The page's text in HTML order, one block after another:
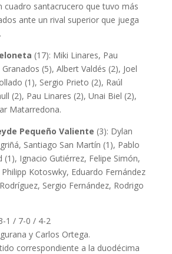
cuadro santacrucero que tuvo más
ante un rival superior que juega
(17): Miki Linares, Pau
(5), Albert Valdés (2), Joel
(1), Sergio Prieto (2), Raúl
(2), Pau Linares (2), Unai Biel (2),
Matarredona.
Pequeño Valiente (3): Dylan
Santiago San Martín (1), Pablo
(1), Ignacio Gutiérrez, Felipe Simón,
Kotoswky, Eduardo Fernández
Sergio Fernández, Rodrigo
1 / 7-0 / 4-2
y Carlos Ortega.
correspondiente a la duodécima